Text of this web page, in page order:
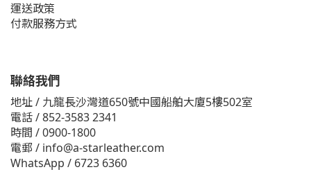
運送政策
付款服務方式
聯絡我們
地址 / 九龍長沙灣道650號中國船舶大廈5樓502室
電話 / 852-3583 2341
時間 / 0900-1800
電郵 / info@a-starleather.com
WhatsApp / 6723 6360